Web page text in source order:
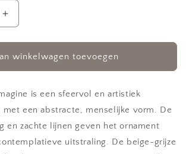
Aantal
verhogen
voor
Ornament
Imagine
winkelwagen toevoegen
is een sfeervol en artistiek
een abstracte, menselijke vorm. De
en zachte lijnen geven het ornament
uitstraling. De beige-grijze